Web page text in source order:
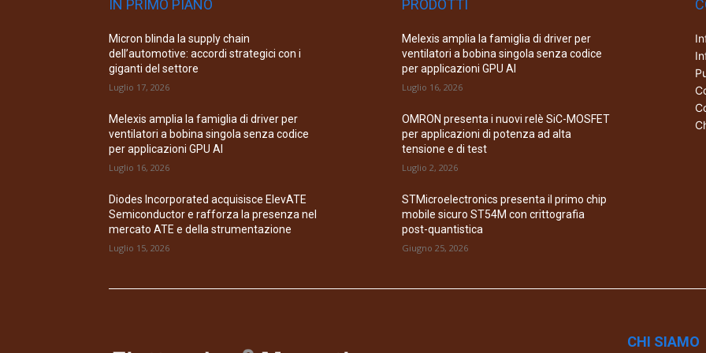
IN PRIMO PIANO
Micron blinda la supply chain
dell’automotive: accordi strategici con i
giganti del settore
Luglio 17, 2026
Melexis amplia la famiglia di driver per
ventilatori a bobina singola senza codice
per applicazioni GPU AI
Luglio 16, 2026
Diodes Incorporated acquisisce ElevATE
Semiconductor e rafforza la presenza nel
mercato ATE e della strumentazione
Luglio 15, 2026
PRODOTTI
Melexis amplia la famiglia di driver per
ventilatori a bobina singola senza codice
per applicazioni GPU AI
Luglio 16, 2026
OMRON presenta i nuovi relè SiC-MOSFET
per applicazioni di potenza ad alta
tensione e di test
Luglio 2, 2026
STMicroelectronics presenta il primo chip
mobile sicuro ST54M con crittografia
post-quantistica
Giugno 25, 2026
CHI SIAMO